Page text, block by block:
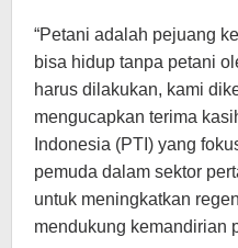
“Petani adalah pejuang
bisa hidup tanpa petani
harus dilakukan, kami
mengucapkan terima
Indonesia (PTI) yang
pemuda dalam sektor
untuk meningkatkan
mendukung kemandirian